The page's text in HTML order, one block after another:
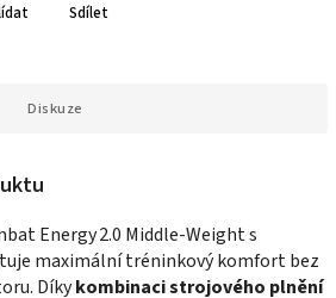
Sdílet
Diskuze
Energy 2.0 Middle‑Weight s
maximální tréninkový komfort bez
Díkykombinaci strojového plnění